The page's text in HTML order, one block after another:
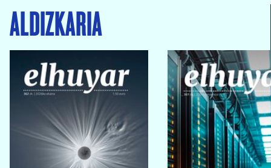
ALDIZKARIA